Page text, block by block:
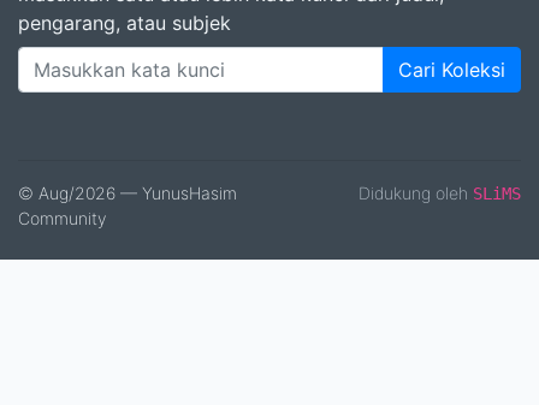
pengarang, atau subjek
Cari Koleksi
© Aug/2026 — YunusHasim
Community
Didukung oleh SLiMS